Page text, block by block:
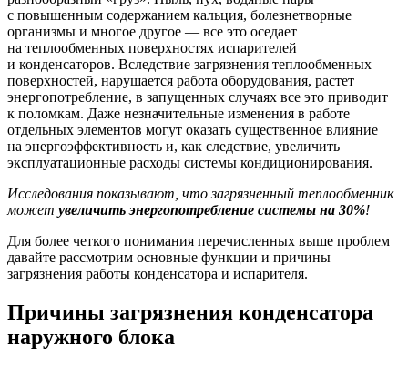
с повышенным содержанием кальция, болезнетворные
организмы и многое другое — все это оседает
на теплообменных поверхностях испарителей
и конденсаторов. Вследствие загрязнения теплообменных
поверхностей, нарушается работа оборудования, растет
энергопотребление, в запущенных случаях все это приводит
к поломкам. Даже незначительные изменения в работе
отдельных элементов могут оказать существенное влияние
на энергоэффективность и, как следствие, увеличить
эксплуатационные расходы системы кондиционирования.
Исследования показывают, что загрязненный теплообменник
может увеличить энергопотребление системы на 30%!
Для более четкого понимания перечисленных выше проблем
давайте рассмотрим основные функции и причины
загрязнения работы конденсатора и испарителя.
Причины загрязнения конденсатора
наружного блока